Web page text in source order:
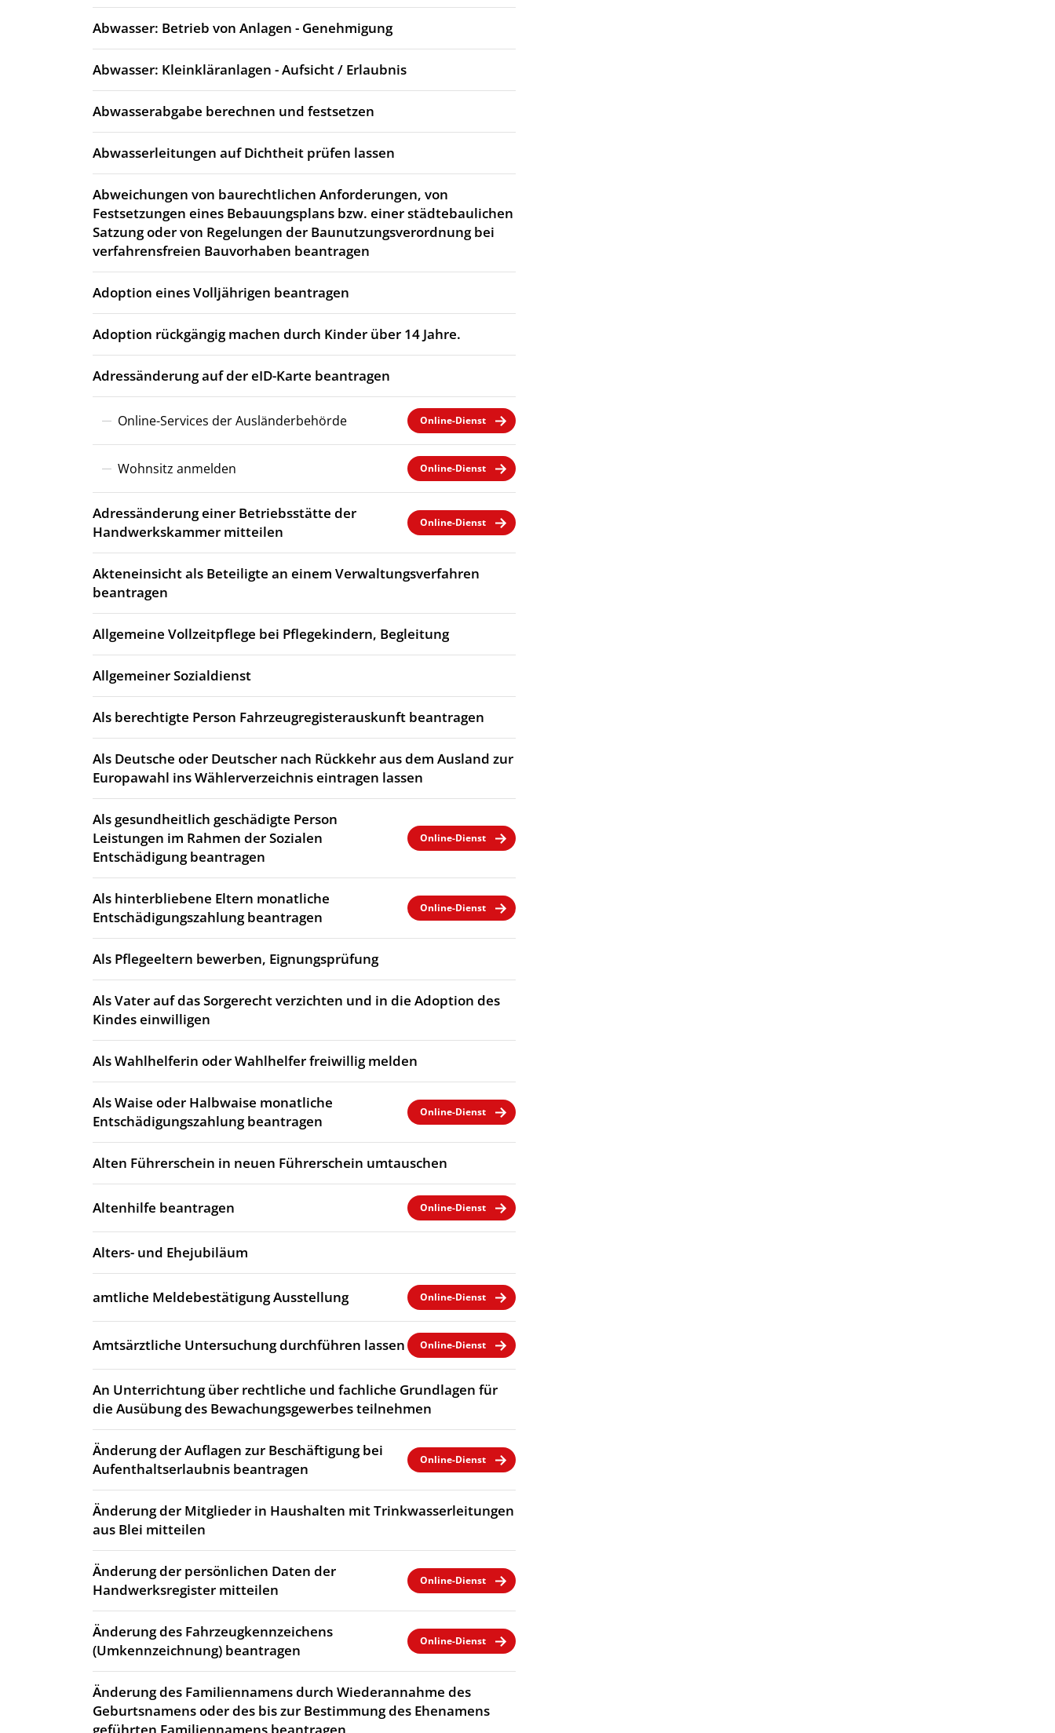
Abwasser: Betrieb von Anlagen - Genehmigung
Abwasser: Kleinkläranlagen - Aufsicht / Erlaubnis
Abwasserabgabe berechnen und festsetzen
Abwasserleitungen auf Dichtheit prüfen lassen
Abweichungen von baurechtlichen Anforderungen, von
Festsetzungen eines Bebauungsplans bzw. einer städtebaulichen
Satzung oder von Regelungen der Baunutzungsverordnung bei
verfahrensfreien Bauvorhaben beantragen
Adoption eines Volljährigen beantragen
Adoption rückgängig machen durch Kinder über 14 Jahre.
Adressänderung auf der eID-Karte beantragen
Online-Services der Ausländerbehörde Online-Dienst
Wohnsitz anmelden Online-Dienst
Adressänderung einer Betriebsstätte der
Handwerkskammer mitteilen
Online-Dienst
Akteneinsicht als Beteiligte an einem Verwaltungsverfahren
beantragen
Allgemeine Vollzeitpflege bei Pflegekindern, Begleitung
Allgemeiner Sozialdienst
Als berechtigte Person Fahrzeugregisterauskunft beantragen
Als Deutsche oder Deutscher nach Rückkehr aus dem Ausland zur
Europawahl ins Wählerverzeichnis eintragen lassen
Als gesundheitlich geschädigte Person
Leistungen im Rahmen der Sozialen
Entschädigung beantragen
Online-Dienst
Als hinterbliebene Eltern monatliche
Entschädigungszahlung beantragen
Online-Dienst
Als Pflegeeltern bewerben, Eignungsprüfung
Als Vater auf das Sorgerecht verzichten und in die Adoption des
Kindes einwilligen
Als Wahlhelferin oder Wahlhelfer freiwillig melden
Als Waise oder Halbwaise monatliche
Entschädigungszahlung beantragen
Online-Dienst
Alten Führerschein in neuen Führerschein umtauschen
Altenhilfe beantragen Online-Dienst
Alters- und Ehejubiläum
amtliche Meldebestätigung Ausstellung Online-Dienst
Amtsärztliche Untersuchung durchführen lassen Online-Dienst
An Unterrichtung über rechtliche und fachliche Grundlagen für
die Ausübung des Bewachungsgewerbes teilnehmen
Änderung der Auflagen zur Beschäftigung bei
Aufenthaltserlaubnis beantragen
Online-Dienst
Änderung der Mitglieder in Haushalten mit Trinkwasserleitungen
aus Blei mitteilen
Änderung der persönlichen Daten der
Handwerksregister mitteilen
Online-Dienst
Änderung des Fahrzeugkennzeichens
(Umkennzeichnung) beantragen
Online-Dienst
Änderung des Familiennamens durch Wiederannahme des
Geburtsnamens oder des bis zur Bestimmung des Ehenamens